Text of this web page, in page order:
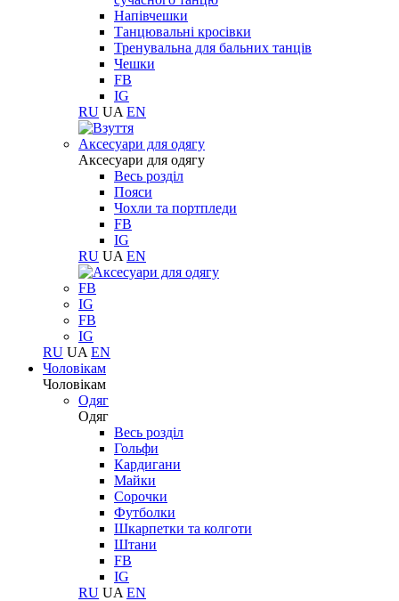
Напівчешки
Танцювальні кросівки
Тренувальна для бальних танців
Чешки
FB
IG
RU UA EN
Aксесуари для одягу
Aксесуари для одягу
Весь розділ
Пояси
Чохли та портпледи
FB
IG
RU UA EN
FB
IG
FB
IG
RU UA EN
Чоловікам
Чоловікам
Одяг
Одяг
Весь розділ
Гольфи
Кардигани
Майки
Сорочки
Футболки
Шкарпетки та колготи
Штани
FB
IG
RU UA EN